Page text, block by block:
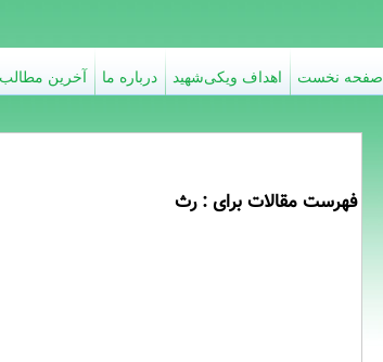
فهرست مقالات برای : رث
آخرین درباره ما اهداف ویکی‌شهید صفحه نخست